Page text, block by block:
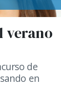
verano
de
en